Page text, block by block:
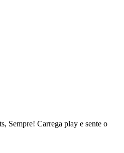
Sempre! Carrega play e sente o